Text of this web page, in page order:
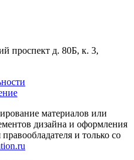
проспект д. 80Б, к. 3,
материалов или
дизайна и оформления
и только со